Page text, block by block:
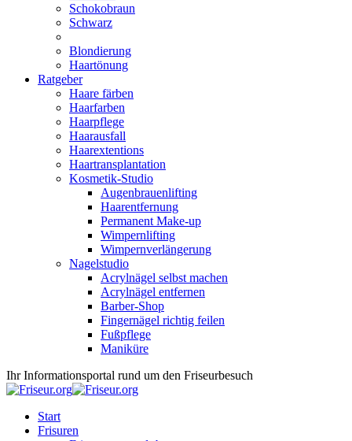
Schokobraun
Schwarz
Blondierung
Haartönung
Ratgeber
Haare färben
Haarfarben
Haarpflege
Haarausfall
Haarextentions
Haartransplantation
Kosmetik-Studio
Augenbrauenlifting
Haarentfernung
Permanent Make-up
Wimpernlifting
Wimpernverlängerung
Nagelstudio
Acrylnägel selbst machen
Acrylnägel entfernen
Barber-Shop
Fingernägel richtig feilen
Fußpflege
Maniküre
Ihr Informationsportal rund um den Friseurbesuch
Start
Frisuren